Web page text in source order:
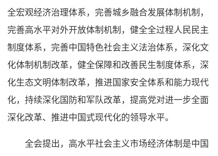
全宏观经济治理体系，完善城乡融合发展体制机制，
完善高水平对外开放体制机制，健全全过程人民民主
制度体系，完善中国特色社会主义法治体系，深化文
化体制机制改革，健全保障和改善民生制度体系，深
化生态文明体制改革，推进国家安全体系和能力现代
化，持续深化国防和军队改革，提高党对进一步全面
深化改革、推进中国式现代化的领导水平。
全会提出，高水平社会主义市场经济体制是中国